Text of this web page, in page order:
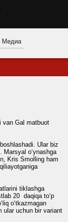
Медиа
van Gal matbuot
Ular biz
Marsyal o‘ynashga
Kris Smolling ham
tiklashga
20 daqiqa to‘p
o‘tkazmagan
ular uchun bir variant